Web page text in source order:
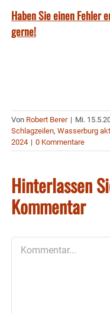
Haben Sie einen Fehler
gerne!
Von Robert Berer | Mi.
Schlagzeilen, Wasserburg
2024 | 0 Kommentare
Hinterlassen
Kommentar